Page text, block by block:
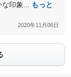
印象...
もっと
2020年11月06日